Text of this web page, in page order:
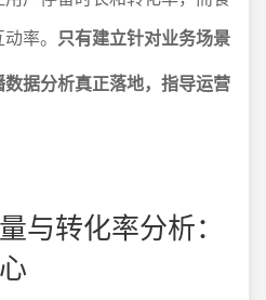
率。 只有建立针对业务场景
据分析真正落地，指导运营
与转化率分析：